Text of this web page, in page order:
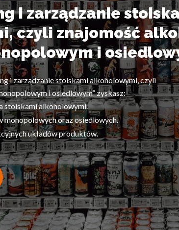
i zarządzanie
czyli znajomość
i
i zarządzanie stoiskami alkoholowymi, czyli
i osiedlowym” zyskasz:
stoiskami alkoholowymi.
monopolowych oraz osiedlowych.
układów produktów.